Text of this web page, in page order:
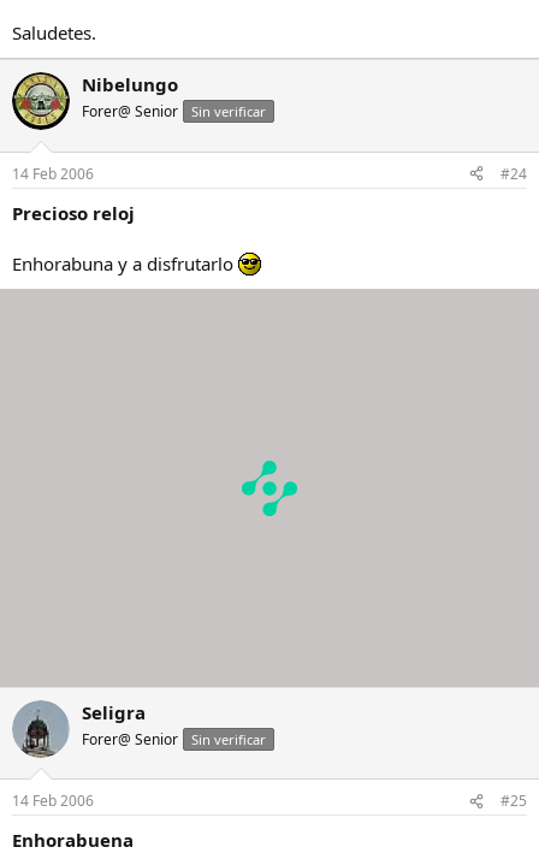
Saludetes.
Nibelungo
Forer@ Senior Sin verificar
14 Feb 2006 #24
Precioso reloj
Enhorabuna y a disfrutarlo
Seligra
Forer@ Senior Sin verificar
14 Feb 2006 #25
Enhorabuena